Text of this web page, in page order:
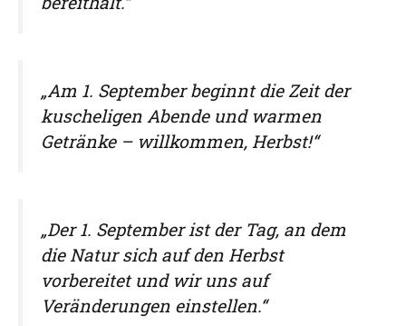
„Am 1. September beginnt die Zeit der
kuscheligen Abende und warmen
Getränke – willkommen, Herbst!“
„Der 1. September ist der Tag, an dem
die Natur sich auf den Herbst
vorbereitet und wir uns auf
Veränderungen einstellen.“